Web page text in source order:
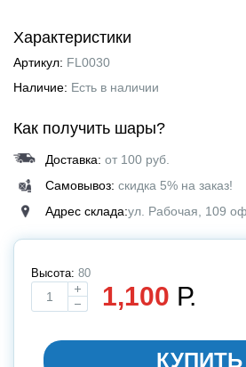
Характеристики
Артикул: FL0030
Наличие: Есть в наличии
Как получить шары?
Доставка: от 100 руб.
Самовывоз: скидка 5% на заказ!
Адрес склада:ул. Рабочая, 109
Высота: 80
1,100 Р.
КУПИТЬ